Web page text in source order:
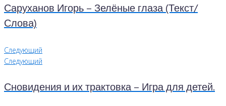
Саруханов Игорь – Зелёные глаза (Текст/
Слова)
Следующий
Следующий
Сновидения и их трактовка – Игра для детей.